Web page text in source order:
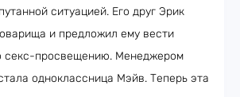
ситуацией. Его друг Эрик
и предложил ему вести
секс-просвещению. Менеджером
одноклассница Мэйв. Теперь эта